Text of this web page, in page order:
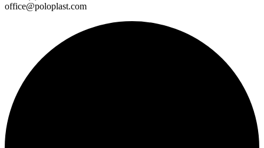
office@poloplast.com